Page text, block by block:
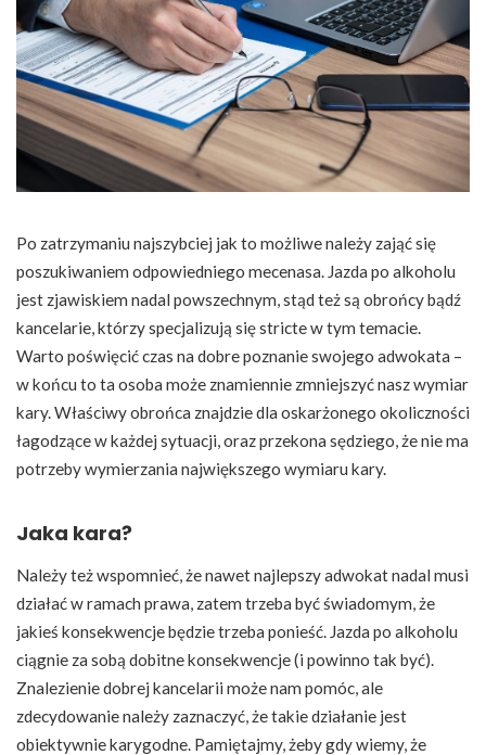
Po zatrzymaniu najszybciej jak to możliwe należy zająć się
poszukiwaniem odpowiedniego mecenasa. Jazda po alkoholu
jest zjawiskiem nadal powszechnym, stąd też są obrońcy bądź
kancelarie, którzy specjalizują się stricte w tym temacie.
Warto poświęcić czas na dobre poznanie swojego adwokata –
w końcu to ta osoba może znamiennie zmniejszyć nasz wymiar
kary. Właściwy obrońca znajdzie dla oskarżonego okoliczności
łagodzące w każdej sytuacji, oraz przekona sędziego, że nie ma
potrzeby wymierzania największego wymiaru kary.
Jaka kara?
Należy też wspomnieć, że nawet najlepszy adwokat nadal musi
działać w ramach prawa, zatem trzeba być świadomym, że
jakieś konsekwencje będzie trzeba ponieść. Jazda po alkoholu
ciągnie za sobą dobitne konsekwencje (i powinno tak być).
Znalezienie dobrej kancelarii może nam pomóc, ale
zdecydowanie należy zaznaczyć, że takie działanie jest
obiektywnie karygodne. Pamiętajmy, żeby gdy wiemy, że